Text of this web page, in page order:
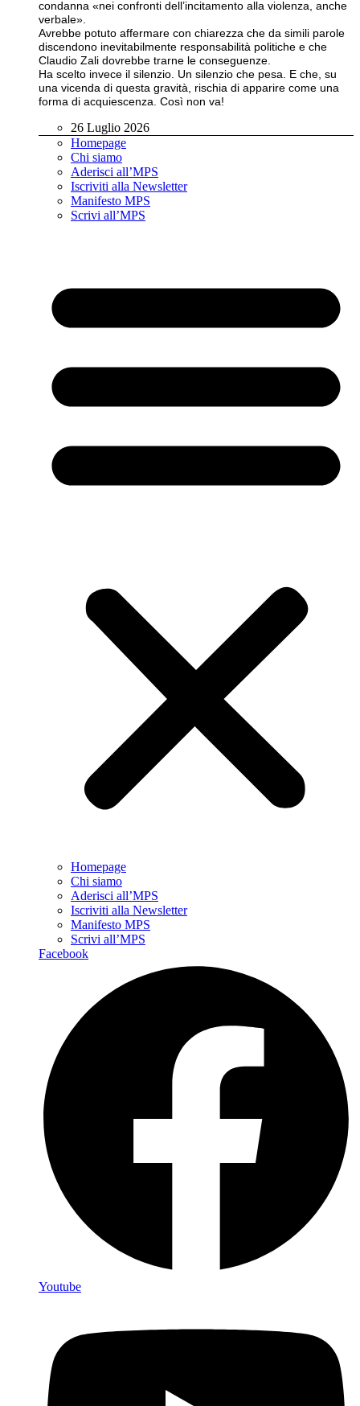
condanna «nei confronti dell’incitamento alla violenza, anche
verbale».
Avrebbe potuto affermare con chiarezza che da simili parole
discendono inevitabilmente responsabilità politiche e che
Claudio Zali dovrebbe trarne le conseguenze.
Ha scelto invece il silenzio. Un silenzio che pesa. E che, su
una vicenda di questa gravità, rischia di apparire come una
forma di acquiescenza. Così non va!
26 Luglio 2026
Homepage
Chi siamo
Aderisci all’MPS
Iscriviti alla Newsletter
Manifesto MPS
Scrivi all’MPS
Homepage
Chi siamo
Aderisci all’MPS
Iscriviti alla Newsletter
Manifesto MPS
Scrivi all’MPS
Facebook
Youtube